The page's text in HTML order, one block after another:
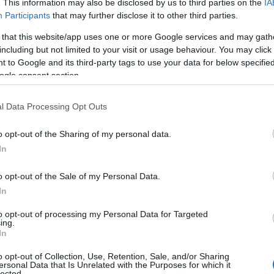
This information may also be disclosed by us to third parties on the
Participants that may further disclose it to other third parties.
that this website/app uses one or more Google services and may
but not limited to your visit or usage behaviour. You may
to Google and its third-party tags to use your data for below
consent section.
Data Processing Opt Outs
opt-out of the Sharing of my personal data.
opt-out of the Sale of my Personal Data.
opt-out of processing my Personal Data for Targeted
opt-out of Collection, Use, Retention, Sale, and/or Sharing
Data that Is Unrelated with the Purposes for which it
που φόρεσε ξανά τη φανέλα του
που επέστρεψα και πάλι στον
μου. Χαίρομαι να παίζω για
οπαδούς χαρούμενους και ελπίζω να
όλους τους στόχους, να τους
βοήθησα την ομάδα σήμερα και